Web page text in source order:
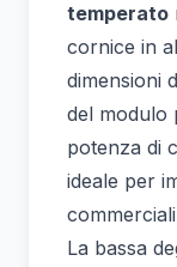
temperato
cornice in
dimensioni
del modulo
potenza di
ideale per
La bassa